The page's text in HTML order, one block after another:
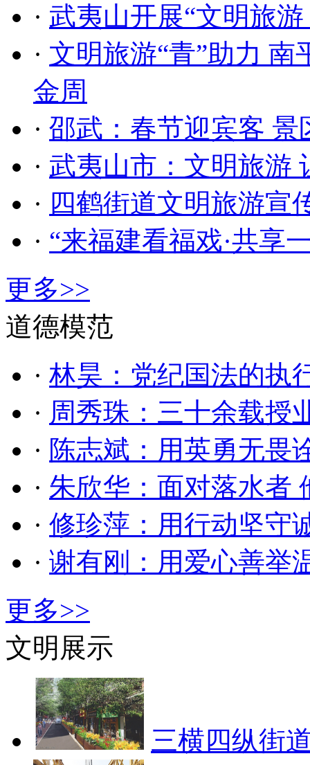
· 武夷山开展“文明旅
· 文明旅游“青”助力 南
金周
· 邵武：春节迎宾客 景
· 武夷山市：文明旅游
· 四鹤街道文明旅游宣
· “来福建看福戏·共享
更多>>
道德模范
· 林昊：党纪国法的执
· 周秀珠：三十余载授
· 陈志斌：用英勇无畏
· 朱欣华：面对落水者
· 修珍萍：用行动坚守
· 谢有刚：用爱心善举
更多>>
文明展示
三横四纵街